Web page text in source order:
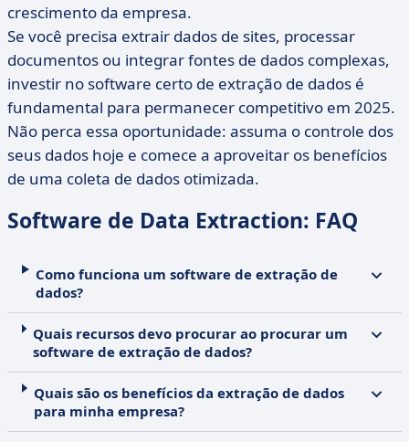
crescimento da empresa.
Se você precisa extrair dados de sites, processar
documentos ou integrar fontes de dados complexas,
investir no software certo de extração de dados é
fundamental para permanecer competitivo em 2025.
Não perca essa oportunidade: assuma o controle dos
seus dados hoje e comece a aproveitar os benefícios
de uma coleta de dados otimizada.
Software de Data Extraction: FAQ
Como funciona um software de extração de
dados?
Quais recursos devo procurar ao procurar um
software de extração de dados?
Quais são os benefícios da extração de dados
para minha empresa?